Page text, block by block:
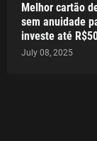
Melhor cartão
sem anuidade
investe até
July 08, 2025